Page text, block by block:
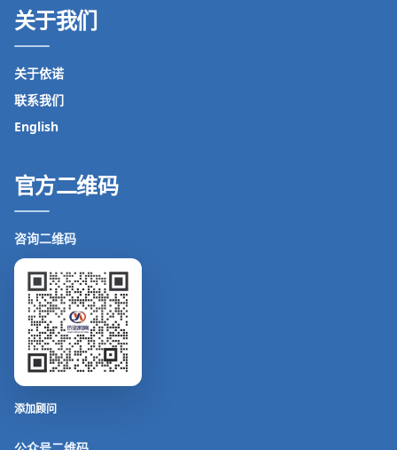
关于我们
关于依诺
联系我们
English
官方二维码
咨询二维码
添加顾问